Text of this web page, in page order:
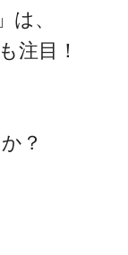
は、
注目！
？